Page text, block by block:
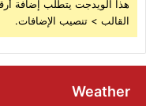
هذا الويدجت يتطلب إضافة
القالب > تنصيب الإضافات.
Weather